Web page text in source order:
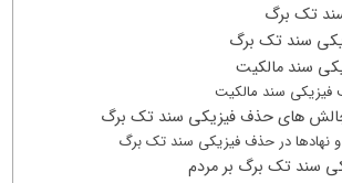
تک برگ
سند تک برگ
سند مالکیت
سند مالکیت
چالش های حذف فیزیکی سند تک برگ
نهادها در حذف فیزیکی سند تک برگ
سند تک برگ بر مردم